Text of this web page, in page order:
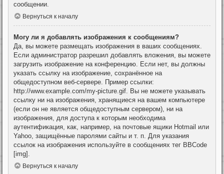
сообщении.
Вернуться к началу
Могу ли я добавлять изображения к сообщениям?
Да, вы можете размещать изображения в ваших сообщениях.
Если администратор разрешил добавлять вложения, вы можете
загрузить изображение на конференцию. Если нет, вы должны
указать ссылку на изображение, сохранённое на
общедоступном веб-сервере. Пример ссылки:
http://www.example.com/my-picture.gif. Вы не можете указывать
ссылку ни на изображения, хранящиеся на вашем компьютере
(если он не является общедоступным сервером), ни на
изображения, для доступа к которым необходима
аутентификация, как, например, на почтовые ящики Hotmail или
Yahoo, защищённые паролями сайты и т. п. Для указания
ссылок на изображения используйте в сообщениях тег BBCode
[img].
Вернуться к началу